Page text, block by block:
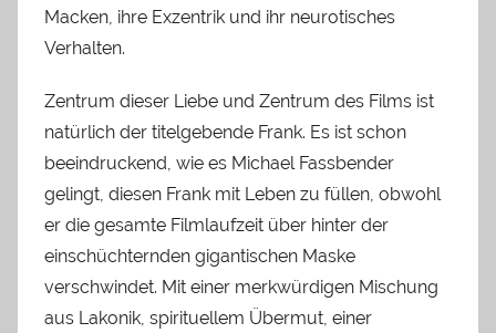
Macken, ihre Exzentrik und ihr neurotisches
Verhalten.
Zentrum dieser Liebe und Zentrum des Films ist
natürlich der titelgebende Frank. Es ist schon
beeindruckend, wie es Michael Fassbender
gelingt, diesen Frank mit Leben zu füllen, obwohl
er die gesamte Filmlaufzeit über hinter der
einschüchternden gigantischen Maske
verschwindet. Mit einer merkwürdigen Mischung
aus Lakonik, spirituellem Übermut, einer